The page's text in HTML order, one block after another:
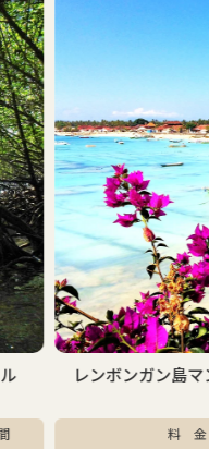
レンボンガン島
料 金